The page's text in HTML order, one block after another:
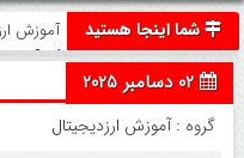
شما اینجا هستید آموزش
کند؟
02 دسامبر 2025
گروه :آموزش ارزدیجیتال